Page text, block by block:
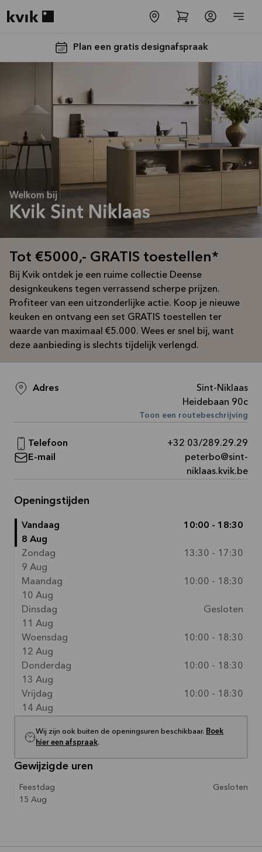
Plan een gratis designafspraak
Tot €5000,-
Bekijk
Welkom bij
Kvik Sint Niklaas
Tot €5000,- GRATIS toestellen*
Bij Kvik ontdek je een ruime collectie Deense
designkeukens tegen verrassend scherpe prijzen.
Profiteer van een uitzonderlijke actie. Koop je nieuwe
keuken en ontvang een set GRATIS toestellen ter
waarde van maximaal €5.000. Wees er snel bij, want
deze aanbieding is slechts tijdelijk verlengd.
Adres
Sint-Niklaas
Heidebaan 90c
Toon een routebeschrijving
Telefoon
+32 03/289.29.29
E-mail
peterbo@sint-
niklaas.kvik.be
Openingstijden
Vandaag
8 Aug
10:00 - 18:30
Zondag
9 Aug
13:30 - 17:30
Maandag
10 Aug
10:00 - 18:30
Dinsdag
11 Aug
Gesloten
Woensdag
12 Aug
10:00 - 18:30
Donderdag
13 Aug
10:00 - 18:30
Vrijdag
14 Aug
10:00 - 18:30
Wij zijn ook buiten de openingsuren beschikbaar. Boek
hier een afspraak.
Gewijzigde uren
Feestdag
15 Aug
Gesloten